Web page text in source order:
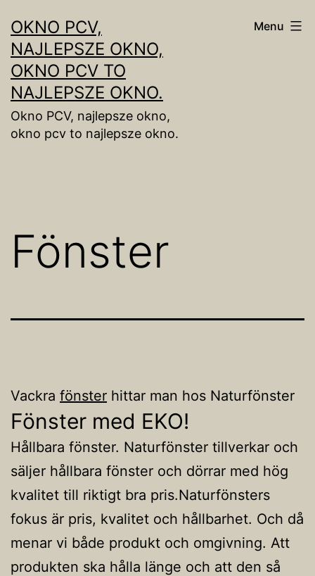
to
content
OKNO PCV,
NAJLEPSZE OKNO,
OKNO PCV TO
NAJLEPSZE OKNO.
Okno PCV, najlepsze okno,
okno pcv to najlepsze okno.
Menu
Fönster
Vackra fönster hittar man hos Naturfönster
Fönster med EKO!
Hållbara fönster. Naturfönster tillverkar och
säljer hållbara fönster och dörrar med hög
kvalitet till riktigt bra pris.Naturfönsters
fokus är pris, kvalitet och hållbarhet. Och då
menar vi både produkt och omgivning. Att
produkten ska hålla länge och att den så